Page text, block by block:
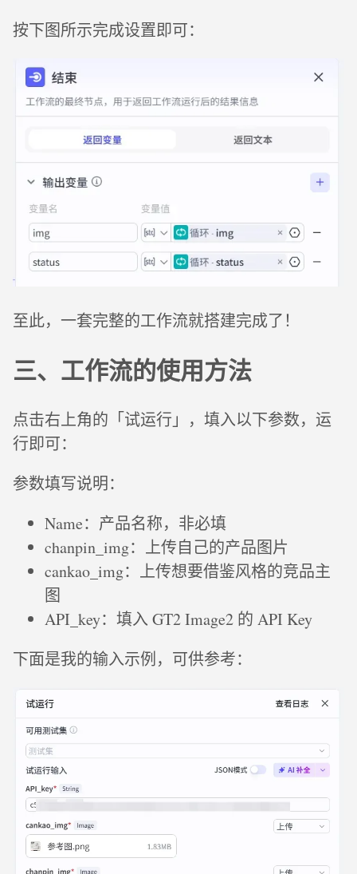
按下图所示完成设置即可：
至此，一套完整的工作流就搭建完成了！
三、工作流的使用方法
点击右上角的「试运行」，填入以下参数，运
行即可：
参数填写说明：
Name：产品名称，非必填
chanpin_img：上传自己的产品图片
cankao_img：上传想要借鉴风格的竞品主
图
API_key：填入 GT2 Image2 的 API Key
下面是我的输入示例，可供参考：